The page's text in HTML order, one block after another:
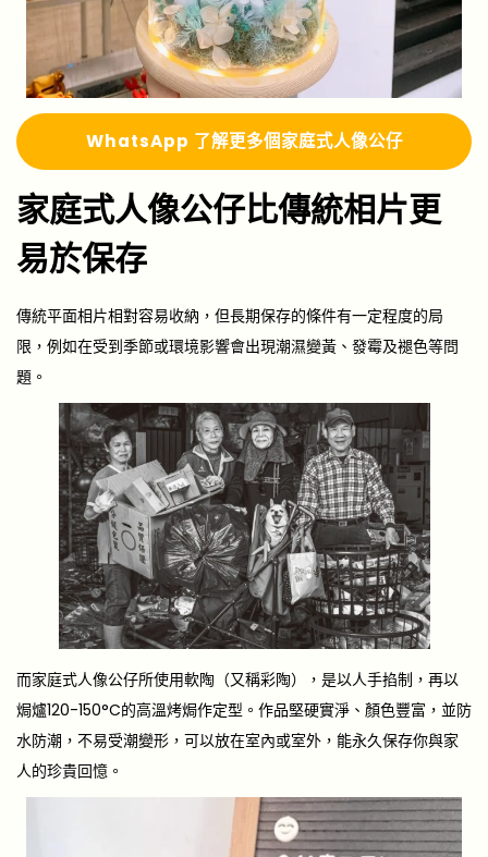
WhatsApp 了解更多個家庭式人像公仔
家庭式人像公仔比傳統相片更
易於保存
傳統平面相片相對容易收納，但長期保存的條件有一定程度的局
限，例如在受到季節或環境影響會出現潮濕變黃、發霉及褪色等問
題。
而家庭式人像公仔所使用軟陶（又稱彩陶），是以人手掐制，再以
焗爐120-150°C的高溫烤焗作定型。作品堅硬實淨、顏色豐富，並防
水防潮，不易受潮變形，可以放在室內或室外，能永久保存你與家
人的珍貴回憶。